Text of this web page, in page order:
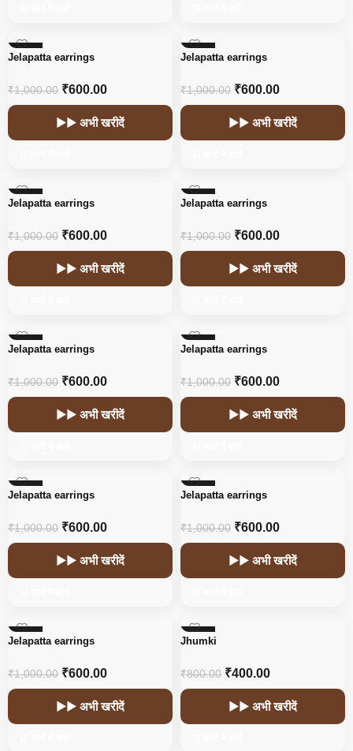
-40%
Jelapatta earrings
₹1,000.00 ₹600.00
▶▶ अभी खरीदें
-40%
Jelapatta earrings
₹1,000.00 ₹600.00
▶▶ अभी खरीदें
-40%
Jelapatta earrings
₹1,000.00 ₹600.00
▶▶ अभी खरीदें
-40%
Jelapatta earrings
₹1,000.00 ₹600.00
▶▶ अभी खरीदें
-40%
Jelapatta earrings
₹1,000.00 ₹600.00
▶▶ अभी खरीदें
-40%
Jelapatta earrings
₹1,000.00 ₹600.00
▶▶ अभी खरीदें
-40%
Jelapatta earrings
₹1,000.00 ₹600.00
▶▶ अभी खरीदें
-40%
Jelapatta earrings
₹1,000.00 ₹600.00
▶▶ अभी खरीदें
-40%
Jelapatta earrings
₹1,000.00 ₹600.00
▶▶ अभी खरीदें
-50%
Jhumki
₹800.00 ₹400.00
▶▶ अभी खरीदें